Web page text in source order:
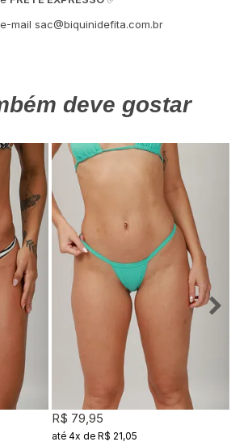
mail sac@biquinidefita.com.br
deve gostar
R$ 79,95
4x de R$ 21,05